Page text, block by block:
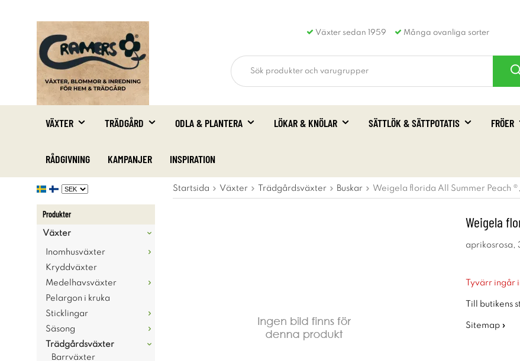
Växter sedan 1959 Många ovanliga sorter
VÄXTER TRÄDGÅRD ODLA & PLANTERA LÖKAR & KNÖLAR SÄTTLÖK & SÄTTPOTATIS FRÖER
RÅDGIVNING KAMPANJER INSPIRATION
Produkter
Växter
Inomhusväxter
Kryddväxter
Medelhavsväxter
Pelargon i kruka
Sticklingar
Säsong
Trädgårdsväxter
Barrväxter
Startsida Växter Trädgårdsväxter Buskar Weigela florida All Summer Peach
Weigela
aprikosrosa,
Tyvärr
Till butikens
Sitemap »